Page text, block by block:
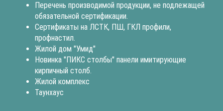
Перечень производимой продукции, не подлежащей
обязательной сертификации.
Сертификаты на ЛСТК, ПШ, ГКЛ профили,
профнастил.
Жилой дом "Умид"
Новинка "ПИКС столбы" панели имитирующие
кирпичный столб.
Жилой комплекс
Таунхаус